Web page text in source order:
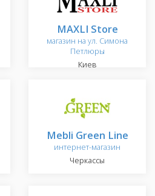
MAXLI Store
магазин на ул. Симона
Петлюры
Киев
Mebli Green Line
интернет-магазин
Черкассы